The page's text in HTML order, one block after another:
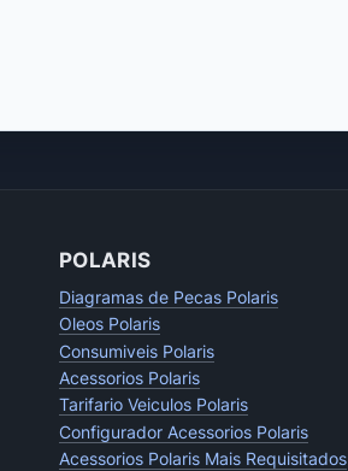
POLARIS
Diagramas de Pecas Polaris
Oleos Polaris
Consumiveis Polaris
Acessorios Polaris
Tarifario Veiculos Polaris
Configurador Acessorios Polaris
Acessorios Polaris Mais Requisitados